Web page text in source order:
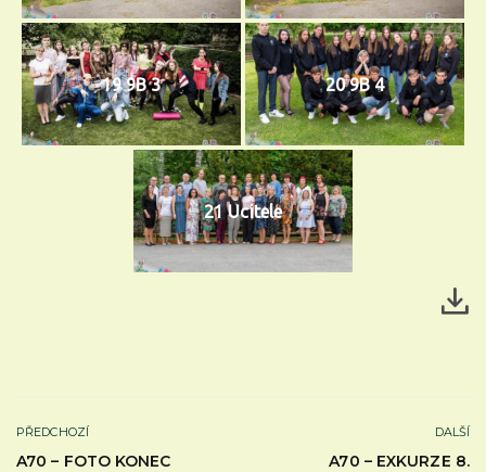
19 9B 3 20 9B 4
21 Ucitele
PŘEDCHOZÍ
A70 – FOTO KONEC
DALŠÍ
A70 – EXKURZE 8.